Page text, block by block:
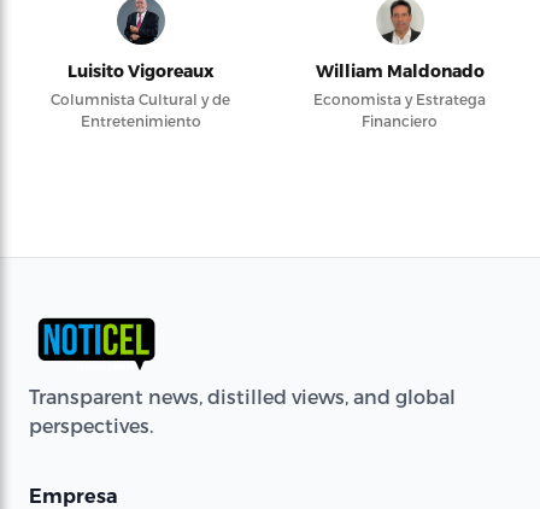
Luisito Vigoreaux
Columnista Cultural y de
Entretenimiento
William Maldonado
Economista y Estratega
Financiero
Transparent news, distilled views, and global
perspectives.
Empresa